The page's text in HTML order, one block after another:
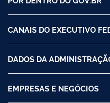
CANAIS DO EXECUTIVO
DADOS DA
EMPRESAS E NEGÓCIOS